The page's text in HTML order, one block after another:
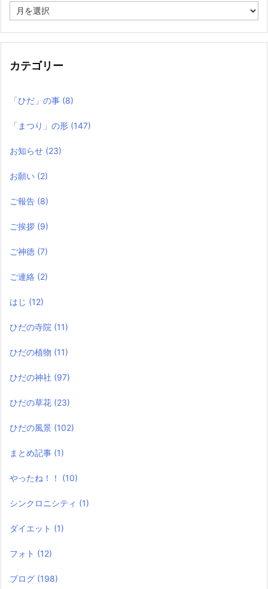
去
記
カテゴリー
「ひだ」の事 (8)
「まつり」の形 (147)
お知らせ (23)
お願い (2)
ご報告 (8)
ご挨拶 (9)
ご神徳 (7)
ご連絡 (2)
はじ (12)
ひだの寺院 (11)
ひだの植物 (11)
ひだの神社 (97)
ひだの草花 (23)
ひだの風景 (102)
まとめ記事 (1)
やったね！！ (10)
シンクロニシティ (1)
ダイエット (1)
フォト (12)
ブログ (198)